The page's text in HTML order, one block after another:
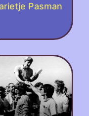
Pasman